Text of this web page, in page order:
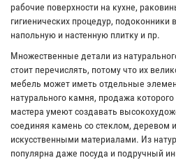
рабочие поверхности на кухне,
гигиенических процедур, подоконники
напольную и настенную плитку и пр.
Множественные детали из
стоит перечислять, потому что их
мебель может иметь отдельные
натурального камня, продажа
мастера умеют создавать
соединяя камень со стеклом, деревом
искусственными материалами. Из
популярна даже посуда и подручный